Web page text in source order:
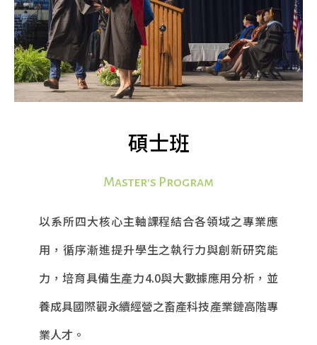
碩士班
Master's Program
以系所四大核心主軸課程結合各領域之專業應
用，循序漸進提升學生之執行力與創新研究能
力，培育具備生產力4.0與大數據應用分析，並
養成具國際觀永續經營之畜產科技產業鏈高階專
業人才。